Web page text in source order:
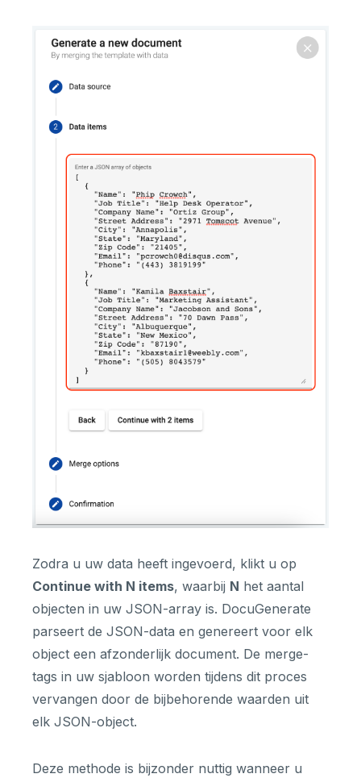
Zodra u uw data heeft ingevoerd, klikt u op
Continue with N items, waarbij N het aantal
objecten in uw JSON-array is. DocuGenerate
parseert de JSON-data en genereert voor elk
object een afzonderlijk document. De merge-
tags in uw sjabloon worden tijdens dit proces
vervangen door de bijbehorende waarden uit
elk JSON-object.
Deze methode is bijzonder nuttig wanneer u